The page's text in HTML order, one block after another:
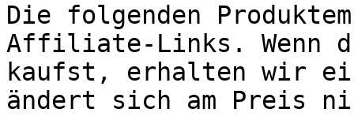
Die folgenden
Affiliate-Links. Wenn
kaufst, erhalten wir
ändert sich am Preis